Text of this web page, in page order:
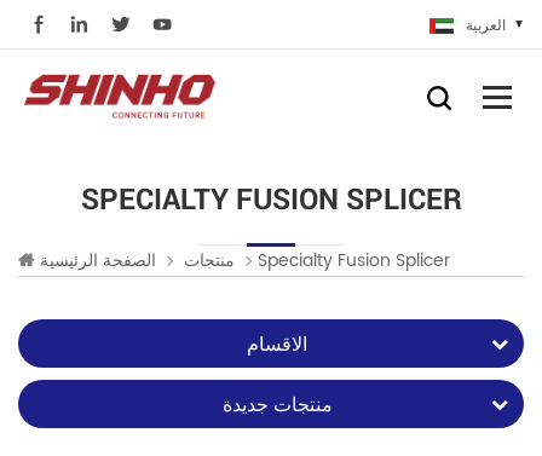
العربية
SPECIALTY FUSION SPLICER
الصفحة الرئيسية منتجات Specialty Fusion Splicer
الاقسام
منتجات جديدة